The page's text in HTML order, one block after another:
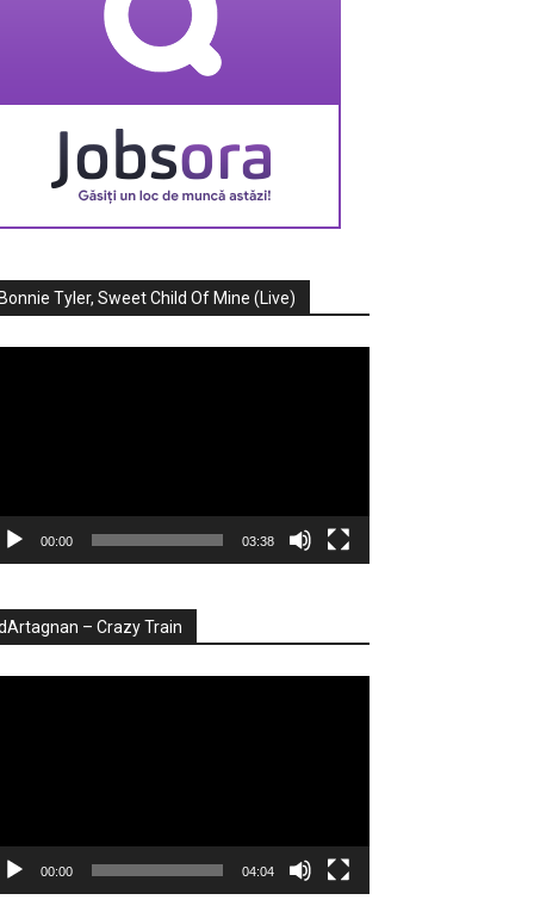
Tyler, Sweet Child Of Mine (Live)
00:00 03:38
– Crazy Train
00:00 04:04